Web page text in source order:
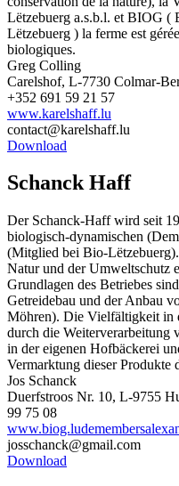
Lëtzebuerg a.s.b.l. et BIOG (
Lëtzebuerg ) la ferme est
biologiques.
Greg Colling
Carelshof, L-7730 Colmar-
+352 691 59 21 57
www.karelshaff.lu
contact@karelshaff.lu
Download
Schanck Haff
Der Schanck-Haff wird seit
biologisch-dynamischen
(Mitglied bei Bio-
Natur und der Umweltschutz
Grundlagen des Betriebes
Getreidebau und der Anbau
Möhren). Die Vielfältigkeit in
durch die Weiterverarbeitung
in der eigenen Hofbäckerei
Vermarktung dieser Produkte
Jos Schanck
Duerfstroos Nr. 10, L-9755
99 75 08
josschanck@gmail.com
Download